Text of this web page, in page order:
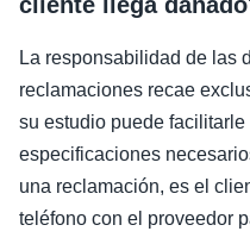
La responsabilidad de las
reclamaciones recae
su estudio puede
especificaciones
una reclamación, es el
teléfono con el proveedor